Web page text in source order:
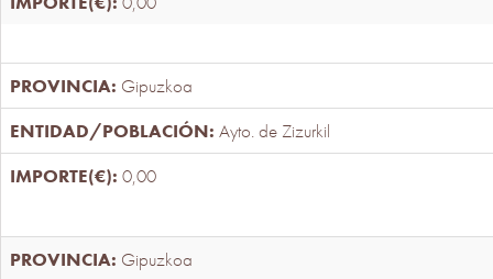
Gipuzkoa
Ayto. de Zizurkil
0,00
Gipuzkoa